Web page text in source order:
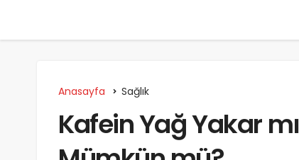
Anasayfa Sağlık
Kafein Yağ Yakar